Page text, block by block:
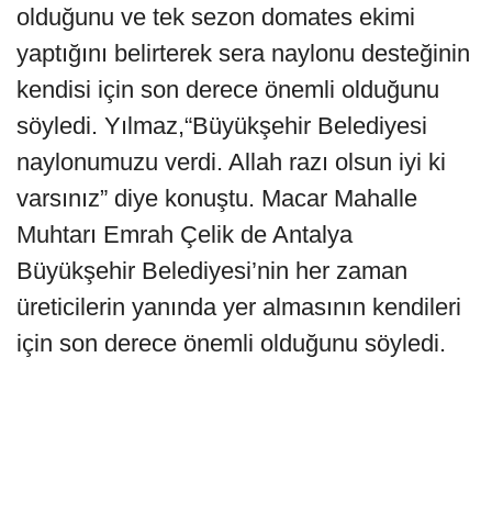
olduğunu ve tek sezon domates ekimi
yaptığını belirterek sera naylonu desteğinin
kendisi için son derece önemli olduğunu
söyledi. Yılmaz,“Büyükşehir Belediyesi
naylonumuzu verdi. Allah razı olsun iyi ki
varsınız” diye konuştu. Macar Mahalle
Muhtarı Emrah Çelik de Antalya
Büyükşehir Belediyesi’nin her zaman
üreticilerin yanında yer almasının kendileri
için son derece önemli olduğunu söyledi.